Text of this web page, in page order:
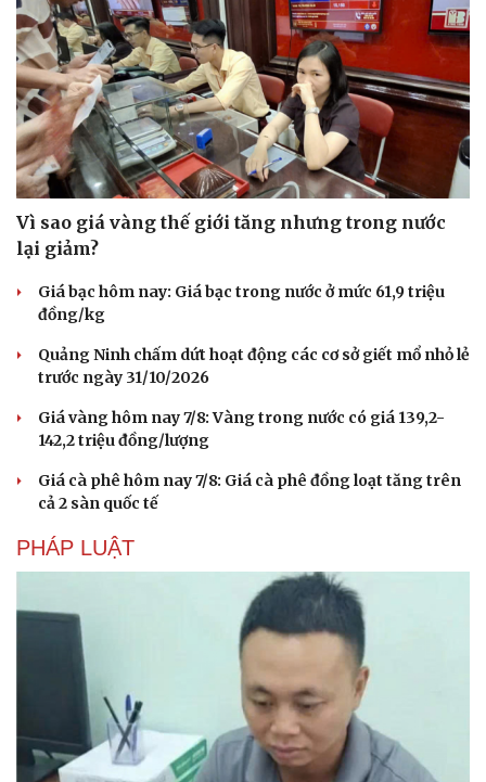
Sức khỏe
Dinh dưỡng - món ngon
Cây thuốc
Sản phụ khoa
Nhi khoa
Nam khoa
Làm đẹp - giảm cân
Phòng mạch online
Đời sống
Nhà đẹp
Blog
Tình yêu - Gia đình
Vì sao giá vàng thế giới tăng nhưng trong nước
lại giảm?
Giá bạc hôm nay: Giá bạc trong nước ở mức 61,9 triệu
đồng/kg
Quảng Ninh chấm dứt hoạt động các cơ sở giết mổ nhỏ lẻ
trước ngày 31/10/2026
Giá vàng hôm nay 7/8: Vàng trong nước có giá 139,2-
142,2 triệu đồng/lượng
Giá cà phê hôm nay 7/8: Giá cà phê đồng loạt tăng trên
cả 2 sàn quốc tế
PHÁP LUẬT